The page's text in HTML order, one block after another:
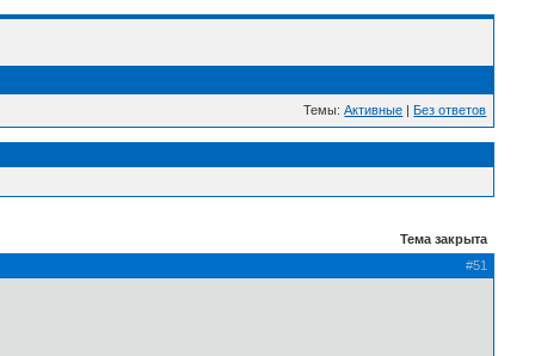
Темы:Активные | Без ответов
Тема закрыта
#51